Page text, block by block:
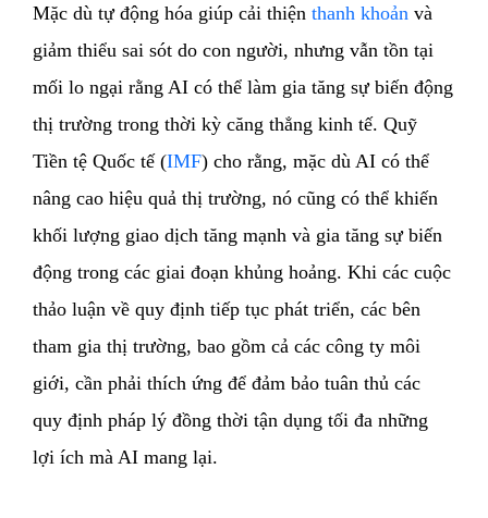
Mặc dù tự động hóa giúp cải thiệnthanh khoản và
giảm thiểu sai sót do con người, nhưng vẫn tồn tại
mối lo ngại rằng AI có thể làm gia tăng sự biến động
thị trường trong thời kỳ căng thẳng kinh tế. Quỹ
Tiền tệ Quốc tế (IMF) cho rằng, mặc dù AI có thể
nâng cao hiệu quả thị trường, nó cũng có thể khiến
khối lượng giao dịch tăng mạnh và gia tăng sự biến
động trong các giai đoạn khủng hoảng. Khi các cuộc
thảo luận về quy định tiếp tục phát triển, các bên
tham gia thị trường, bao gồm cả các công ty môi
giới, cần phải thích ứng để đảm bảo tuân thủ các
quy định pháp lý đồng thời tận dụng tối đa những
lợi ích mà AI mang lại.